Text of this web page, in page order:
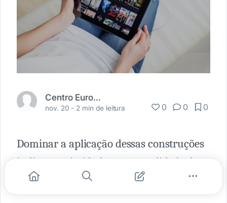
Centro Europeu
nov. 20 - 2 min de leitura 0 0 0
Dominar a aplicação dessas construções
indica proximidade com a realidade da
língua